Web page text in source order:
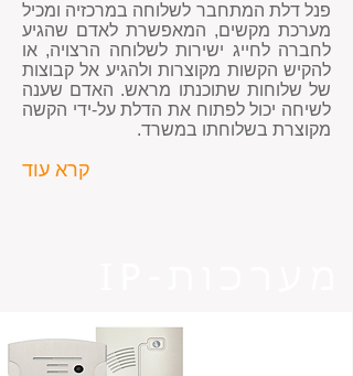
פנל דלת המתחבר לשלוחה במרכזיה ומכיל
מערכת מקשים, המאפשרת לאדם שהגיע
לחברה לחייג ישירות לשלוחה הרצויה, או
להקיש הקשות מקוצרות ולהגיע אל קבוצות
של שלוחות שתוכנתו מראש. האדם שענה
לשיחה יכול לפתוח את הדלת על-ידי הקשה
מקוצרת בשלוחתו במשרד.
קרא עוד